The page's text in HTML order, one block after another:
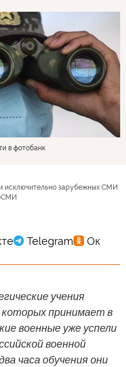
в фотобанк
зарубежных СМИ
учения
которых принимает в
военные уже успели
военной
часа обучения они